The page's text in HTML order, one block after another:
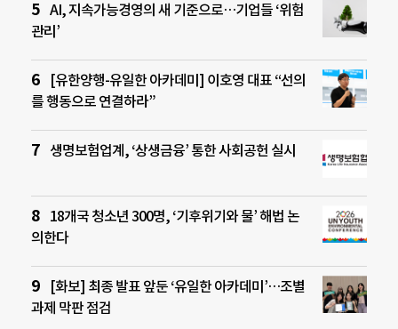
AI, 지속가능경영의 새 기준으로…기업들 ‘위험
관리’
[유한양행-유일한 아카데미] 이호영 대표 “선의
를 행동으로 연결하라”
생명보험업계, ‘상생금융’ 통한 사회공헌 실시
18개국 청소년 300명, ‘기후위기와 물’ 해법 논
의한다
[화보] 최종 발표 앞둔 ‘유일한 아카데미’…조별
과제 막판 점검